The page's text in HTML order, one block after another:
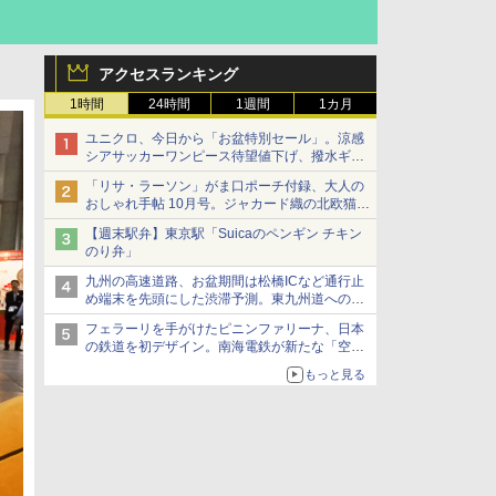
アクセスランキング
1時間 24時間 1週間 1カ月
ユニクロ、今日から「お盆特別セール」。涼感
シアサッカーワンピース待望値下げ、撥水ギア
ショーツは1990円に
「リサ・ラーソン」がま口ポーチ付録、大人の
おしゃれ手帖 10月号。ジャカード織の北欧猫デ
ザイン
【週末駅弁】東京駅「Suicaのペンギン チキン
のり弁」
九州の高速道路、お盆期間は松橋ICなど通行止
め端末を先頭にした渋滞予測。東九州道への迂
回は料金調整を実施
フェラーリを手がけたピニンファリーナ、日本
の鉄道を初デザイン。南海電鉄が新たな「空港
もっと見る